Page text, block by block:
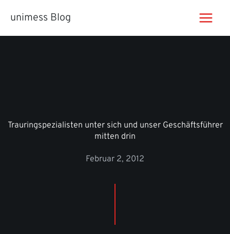
Inhaltunimess Blog
Trauringspezialisten unter sich und unser Geschäftsführer
mitten drin
Februar 2, 2012